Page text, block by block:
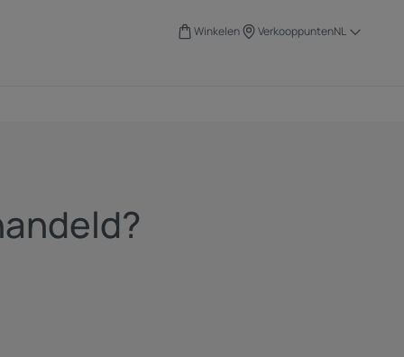
Winkelen VerkooppuntenNL